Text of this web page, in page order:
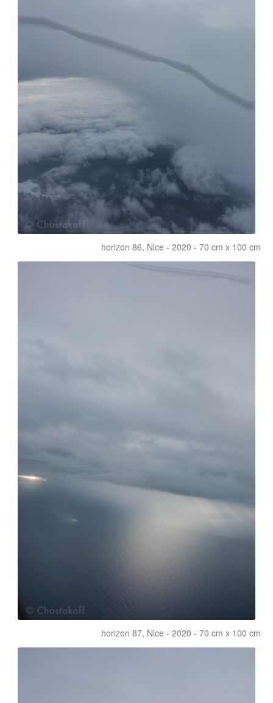
horizon 86, Nice - 2020 - 70 cm x 100 cm
horizon 87, Nice - 2020 - 70 cm x 100 cm